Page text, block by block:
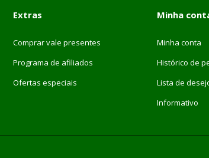
Extras
Comprar vale presentes
Programa de afiliados
Ofertas especiais
Minha
Minha conta
Histórico de
Lista de
Informativo